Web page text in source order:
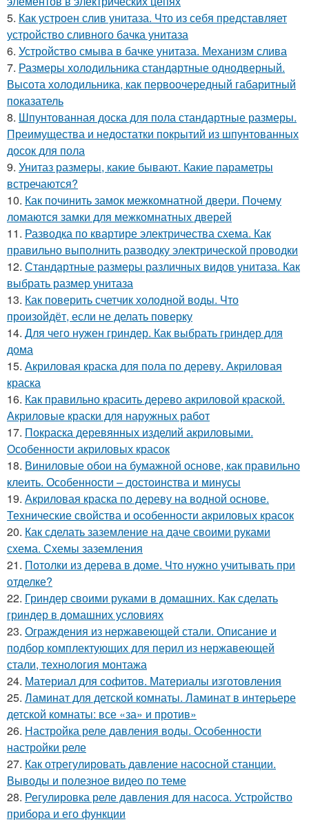
5. Как устроен слив унитаза. Что из себя представляет
устройство сливного бачка унитаза
6. Устройство смыва в бачке унитаза. Механизм слива
7. Размеры холодильника стандартные однодверный.
Высота холодильника, как первоочередный габаритный
показатель
8. Шпунтованная доска для пола стандартные размеры.
Преимущества и недостатки покрытий из шпунтованных
досок для пола
9. Унитаз размеры, какие бывают. Какие параметры
встречаются?
10. Как починить замок межкомнатной двери. Почему
ломаются замки для межкомнатных дверей
11. Разводка по квартире электричества схема. Как
правильно выполнить разводку электрической проводки
12. Стандартные размеры различных видов унитаза. Как
выбрать размер унитаза
13. Как поверить счетчик холодной воды. Что
произойдёт, если не делать поверку
14. Для чего нужен гриндер. Как выбрать гриндер для
дома
15. Акриловая краска для пола по дереву. Акриловая
краска
16. Как правильно красить дерево акриловой краской.
Акриловые краски для наружных работ
17. Покраска деревянных изделий акриловыми.
Особенности акриловых красок
18. Виниловые обои на бумажной основе, как правильно
клеить. Особенности – достоинства и минусы
19. Акриловая краска по дереву на водной основе.
Технические свойства и особенности акриловых красок
20. Как сделать заземление на даче своими руками
схема. Схемы заземления
21. Потолки из дерева в доме. Что нужно учитывать при
отделке?
22. Гриндер своими руками в домашних. Как сделать
гриндер в домашних условиях
23. Ограждения из нержавеющей стали. Описание и
подбор комплектующих для перил из нержавеющей
стали, технология монтажа
24. Материал для софитов. Материалы изготовления
25. Ламинат для детской комнаты. Ламинат в интерьере
детской комнаты: все «за» и против»
26. Настройка реле давления воды. Особенности
настройки реле
27. Как отрегулировать давление насосной станции.
Выводы и полезное видео по теме
28. Регулировка реле давления для насоса. Устройство
прибора и его функции